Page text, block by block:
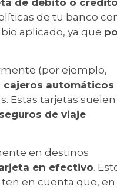
de débito o crédito
de tu banco
aplicado, ya que
(por ejemplo,
automáticos
Estas tarjetas suelen
de viaje
en destinos
en efectivo.
en cuenta que, en